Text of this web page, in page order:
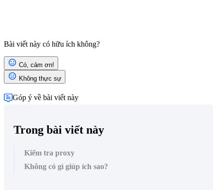
Bài viết này có hữu ích không?
Có, cảm ơn!
Không thực sự
Góp ý về bài viết này
Trong bài viết này
Kiểm tra proxy
Không có gì giúp ích sao?